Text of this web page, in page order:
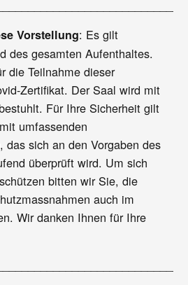
Vorstellung: Es gilt
des gesamten Aufenthaltes.
die Teilnahme dieser
Zertifikat. Der Saal wird mit
Für Ihre Sicherheit gilt
umfassenden
das sich an den Vorgaben des
überprüft wird. Um sich
bitten wir Sie, die
auch im
Wir danken Ihnen für Ihre